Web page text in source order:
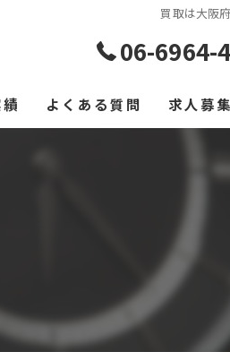
買取は大阪
06-6964-
よくある質問 求人募集